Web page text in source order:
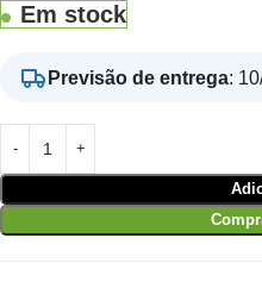
Em stock
Previsão de entrega: